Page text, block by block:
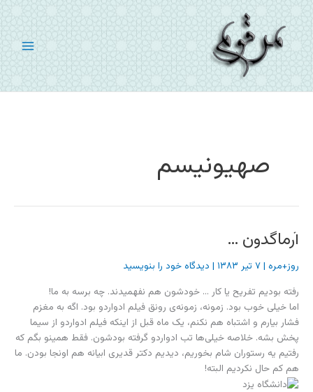
پرش
به
محتوا
صهیونیسم
آرماگدون …
روز+مره |۷ تیر ۱۳۸۳ | دیدگاه‌ خود را بنویسید
رفته بودیم تفریح یا کار … خودشون هم نفهمیدند. چه برسه به ما!
اما خیلی خوب بود. زمونه، زمونه‌ی رونق فیلم ادواردو بود. اگه به مغزم
فشار بیارم و اشتباه هم نکنم، یک ماه قبل از اینکه فیلم ادواردو از سیما
پخش بشه. خلاصه خیلی‌ها تب ادواردو گرفته بودشون. فقط همینو بگم که
رفتیم یه رستوران شام بخوریم، دیدیم دکتر قدیری ابیانه هم اونجا بودن. ما
هم کم حال نکردیم البته!